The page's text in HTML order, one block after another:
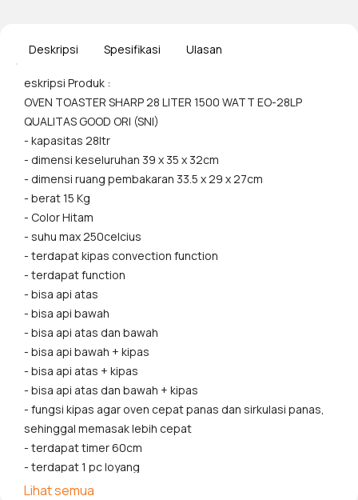
Deskripsi Spesifikasi Ulasan
Lihat semua
eskripsi Produk :
OVEN TOASTER SHARP 28 LITER 1500 WATT EO-28LP
QUALITAS GOOD ORI (SNI)
- kapasitas 28ltr
- dimensi keseluruhan 39 x 35 x 32cm
- dimensi ruang pembakaran 33.5 x 29 x 27cm
- berat 15 Kg
- Color Hitam
- suhu max 250celcius
- terdapat kipas convection function
- terdapat function
- bisa api atas
- bisa api bawah
- bisa api atas dan bawah
- bisa api bawah + kipas
- bisa api atas + kipas
- bisa api atas dan bawah + kipas
- fungsi kipas agar oven cepat panas dan sirkulasi panas,
sehinggal memasak lebih cepat
- terdapat timer 60cm
- terdapat 1 pc loyang
- terdapat 1 pc loyang jaring